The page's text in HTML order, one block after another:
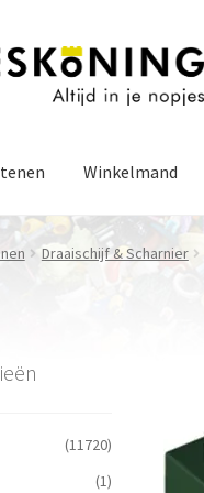
Winkelmand
Draaischijf & Scharnier
(11720)
(1)